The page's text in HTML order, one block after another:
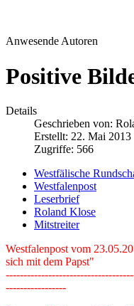
Anwesende Autoren
Positive
Details
Geschrieben von:
Erstellt: 22. Mai 2013
Zugriffe: 566
Westfälische
Westfalenpost
Leserbrief
Roland Klose
Mitstreiter
Westfalenpost vom
sich mit dem Papst"
-----------------